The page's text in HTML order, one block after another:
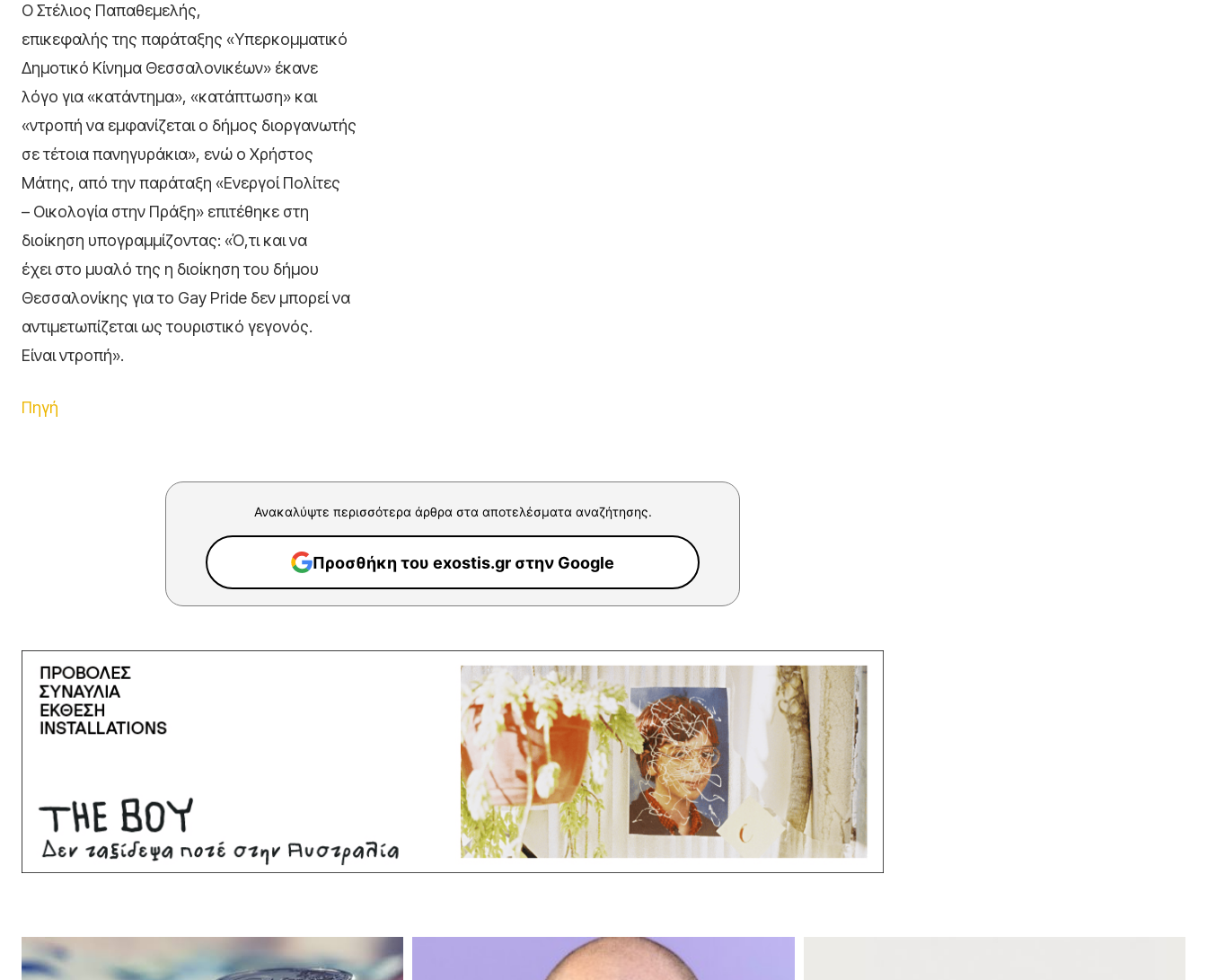
Ο Στέλιος Παπαθεμελής,
επικεφαλής της παράταξης «Υπερκομματικό
Δημοτικό Κίνημα Θεσσαλονικέων» έκανε
λόγο για «κατάντημα», «κατάπτωση» και
«ντροπή να εμφανίζεται ο δήμος διοργανωτής
σε τέτοια πανηγυράκια», ενώ ο Χρήστος
Μάτης, από την παράταξη «Ενεργοί Πολίτες
– Οικολογία στην Πράξη» επιτέθηκε στη
διοίκηση υπογραμμίζοντας: «Ό,τι και να
έχει στο μυαλό της η διοίκηση του δήμου
Θεσσαλονίκης για το Gay Pride δεν μπορεί να
αντιμετωπίζεται ως τουριστικό γεγονός.
Είναι ντροπή».
Πηγή
Ανακαλύψτε περισσότερα άρθρα στα αποτελέσματα αναζήτησης.
Προσθήκη του exostis.gr στην Google